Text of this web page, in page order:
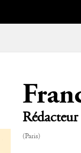
Rédacteur
(Paris)